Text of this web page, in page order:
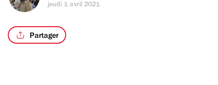
jeudi 1 avril 2021
Partager